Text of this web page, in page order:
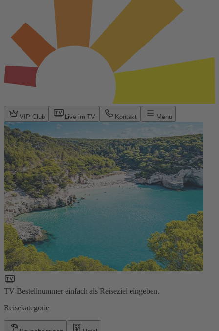
VIP Club Live im TV Kontakt Menü
TV-Bestellnummer einfach als Reiseziel eingeben.
Reisekategorie